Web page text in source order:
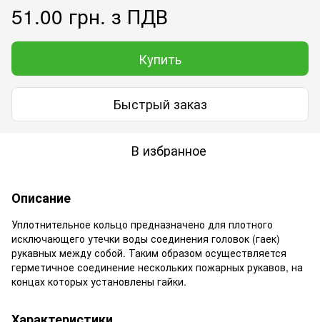
51.00 грн. з ПДВ
Купить
Быстрый заказ
В избранное
Описание
Уплотнительное кольцо предназначено для плотного
исключающего утечки воды соединения головок (гаек)
рукавных между собой. Таким образом осуществляется
герметичное соединение нескольких пожарных рукавов, на
концах которых установлены гайки.